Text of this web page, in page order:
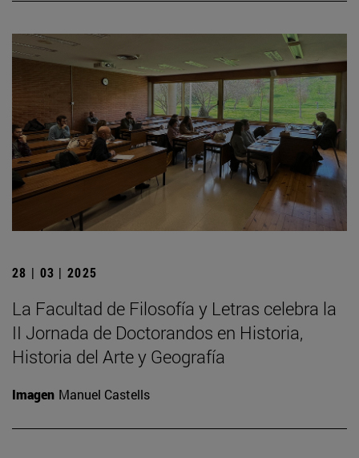
28 | 03 | 2025
La Facultad de Filosofía y Letras celebra la
II Jornada de Doctorandos en Historia,
Historia del Arte y Geografía
Imagen Manuel Castells